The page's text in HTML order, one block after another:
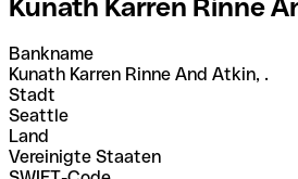
Kunath Karren Rinne
Bankname
Kunath Karren Rinne And Atkin, .
Stadt
Seattle
Land
Vereinigte Staaten